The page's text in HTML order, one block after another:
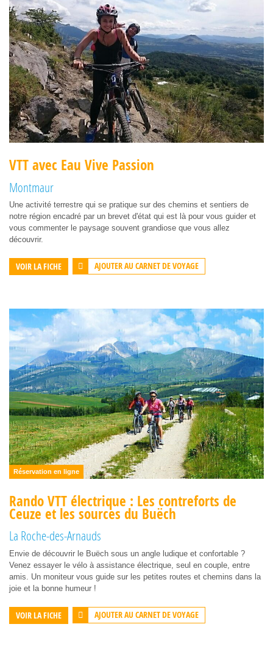
VTT avec Eau Vive Passion
Montmaur
Une activité terrestre qui se pratique sur des chemins et sentiers de
notre région encadré par un brevet d'état qui est là pour vous guider et
vous commenter le paysage souvent grandiose que vous allez
découvrir.
VOIR LA FICHE AJOUTER AU CARNET DE VOYAGE
Réservation en ligne
Rando VTT électrique : Les contreforts de
Ceuze et les sources du Buëch
La Roche-des-Arnauds
Envie de découvrir le Buëch sous un angle ludique et confortable ?
Venez essayer le vélo à assistance électrique, seul en couple, entre
amis. Un moniteur vous guide sur les petites routes et chemins dans la
joie et la bonne humeur !
VOIR LA FICHE AJOUTER AU CARNET DE VOYAGE